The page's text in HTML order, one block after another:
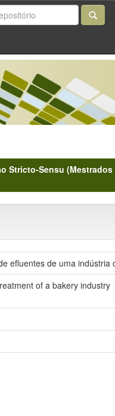
Stricto-Sensu
efluentes de uma indústria
of a bakery industry